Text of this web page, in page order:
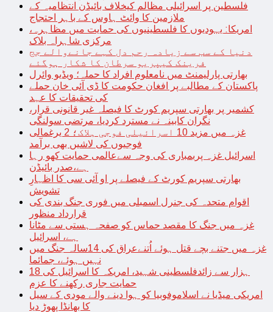
فلسطین پر اسرائیلی مظالم کیخلاف بائیڈن انتظامیہ کے
ملازمین کا وائٹ ہاوس کے باہر احتجاج
امریکا: یہودیوں کا فلسطینیوں کی حمایت میں مظاہرہ،
مرکزی شاہراہ بلاک
دنیا کے سب سے زیادہ رحم دل کہے جانےوالے جج
فرینک کیپریو سرطان کا شکار ہوگئے
بھارتی پارلیمنٹ میں نامعلوم افراد کا حملہ؛ ویڈیو وائرل
پاکستان کے مطالبے پر افغان حکومت کا ڈی آئی خان حملے
کی تحقیقات کا عہد
کشمیر پر بھارتی سپریم کورٹ کا فیصلہ غیر قانونی قرار،
نگران کابینہ نے مسترد کردیا، مرتضی سولنگی
غزہ میں مزید 10 اسرائیلی فوجی ہلاک؛ 2 یرغمالی
فوجیوں کی لاشیں بھی برآمد
اسرائیل غزہ پربمباری کی وجہ سےعالمی حمایت کھو رہا
ہے،صدر بائیڈن
بھارتی سپریم کورٹ کے فیصلے پر او آئی سی کا اظہارِ
تشویش
اقوام متحدہ کی جنرل اسمبلی میں فوری جنگ بندی کی
قرارداد منظور
غزہ میں جنگ کا مقصد حماس کو صفحہ ہستی سے مٹانا
ہے، اسرائیل
غزہ میں جتنے بچے قتل ہوئے اُتنےعراق کی 14سالہ جنگ میں
نہیں ہوئے، جمائما
18 ہزار سے زائدفلسطینی شہید، امریکہ کا اسرائیل کی
حمایت جاری رکھنے کا عزم
امریکی میڈیا نے اسلاموفوبیا کو ہوا دینے والے مودی کے سیل
کا بھانڈا پھوڑ دیا